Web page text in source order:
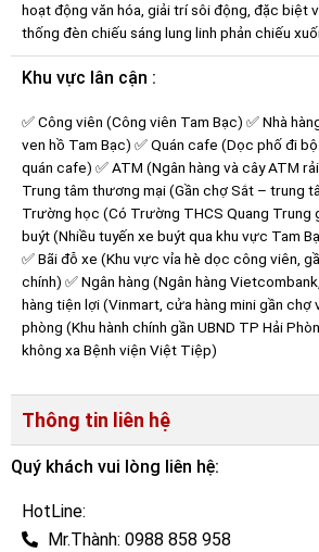
hoạt động văn hóa, giải trí sôi động, đặc biệt
thống đèn chiếu sáng lung linh phản chiếu
Khu vực lân cận :
✅ Công viên (Công viên Tam Bạc) ✅ Nhà
ven hồ Tam Bạc) ✅ Quán cafe (Dọc phố đi
quán cafe) ✅ ATM (Ngân hàng và cây ATM
Trung tâm thương mại (Gần chợ Sắt – trung
Trường học (Có Trường THCS Quang Trung
buýt (Nhiều tuyến xe buýt qua khu vực Tam
✅ Bãi đỗ xe (Khu vực vỉa hè dọc công viên,
chính) ✅ Ngân hàng (Ngân hàng
hàng tiện lợi (Vinmart, cửa hàng mini gần chợ
phòng (Khu hành chính gần UBND TP Hải
không xa Bệnh viện Việt Tiệp)
Thông tin liên hệ
Quý khách vui lòng liên hệ:
HotLine:
Mr.Thành: 0988 858 958